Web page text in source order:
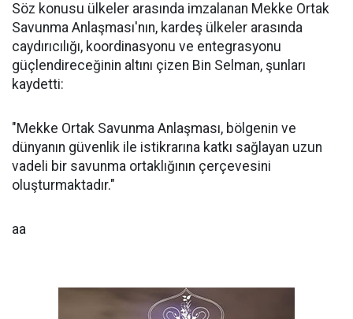
Söz konusu ülkeler arasında imzalanan Mekke Ortak
Savunma Anlaşması'nın, kardeş ülkeler arasında
caydırıcılığı, koordinasyonu ve entegrasyonu
güçlendireceğinin altını çizen Bin Selman, şunları
kaydetti:
"Mekke Ortak Savunma Anlaşması, bölgenin ve
dünyanın güvenlik ile istikrarına katkı sağlayan uzun
vadeli bir savunma ortaklığının çerçevesini
oluşturmaktadır."
aa